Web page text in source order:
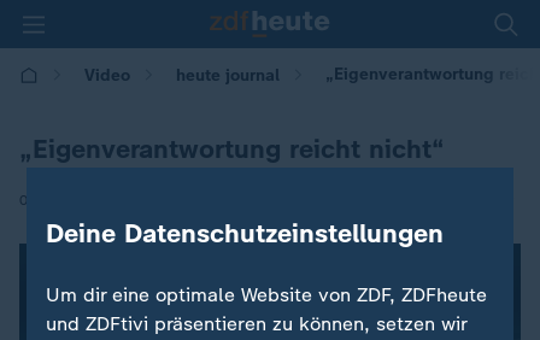
Video heute journal „Eigenverantwortung
„Eigenverantwortung reicht nicht“
01.11.2020 | 21:45
Deine Datenschutzeinstellungen
Um dir eine optimale Website von ZDF, ZDFheute
und ZDFtivi präsentieren zu können, setzen wir